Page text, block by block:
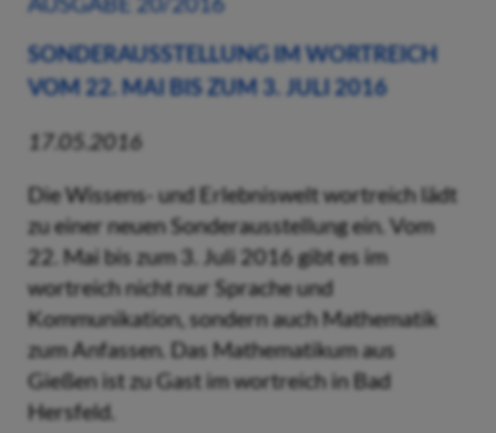
SONDERAUSSTELLUNG IM WORTREICH
VOM 22. MAI BIS ZUM 3. JULI 2016
17.05.2016
Die Wissens- und Erlebniswelt wortreich lädt
zu einer neuen Sonderausstellung ein. Vom
22. Mai bis zum 3. Juli 2016 gibt es im
wortreich nicht nur Sprache und
Kommunikation, sondern auch Mathematik
zum Anfassen. Das Mathematikum aus
Gießen ist zu Gast im wortreich in Bad
Hersfeld.